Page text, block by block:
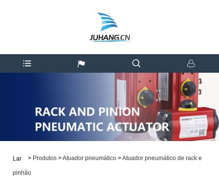
Lar > Produtos >Atuador pneumático >Atuador pneumático de rack e
pinhão